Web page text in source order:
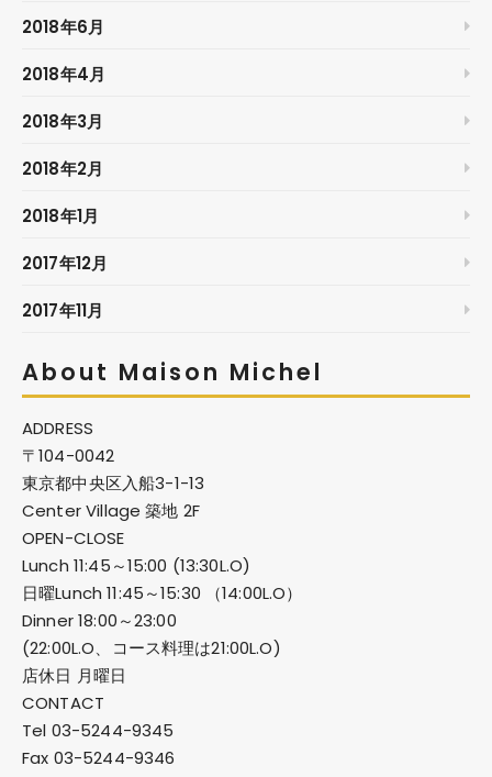
2018年6月
2018年4月
2018年3月
2018年2月
2018年1月
2017年12月
2017年11月
About Maison Michel
ADDRESS
〒104-0042
東京都中央区入船3-1-13
Center Village 築地 2F
OPEN-CLOSE
Lunch 11:45～15:00 (13:30L.O)
日曜Lunch 11:45～15:30 （14:00L.O）
Dinner 18:00～23:00
(22:00L.O、コース料理は21:00L.O)
店休日 月曜日
CONTACT
Tel 03-5244-9345
Fax 03-5244-9346